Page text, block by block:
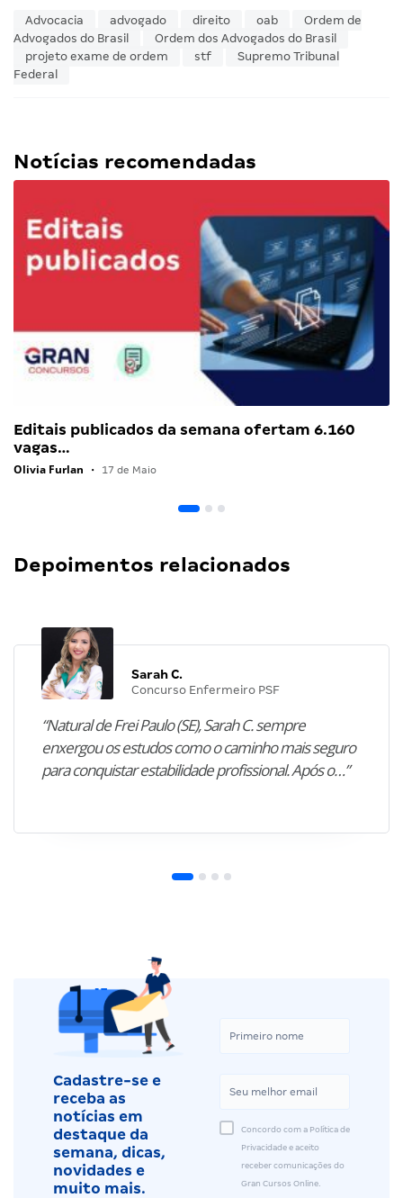
Advocacia advogado direito oab
Ordem de
Advogados do Brasil
Ordem dos Advogados do Brasil
projeto exame de ordem
stf
Supremo Tribunal
Federal
Notícias recomendadas
Editais publicados da semana ofertam 6.160
vagas…
Olivia Furlan • 17 de Maio
Depoimentos relacionados
Sarah C.
Concurso Enfermeiro PSF
“Natural de Frei Paulo (SE), Sarah C. sempre
enxergou os estudos como o caminho mais seguro
para conquistar estabilidade profissional. Após o…”
Cadastre-se e
receba as
notícias em
destaque da
semana, dicas,
novidades e
muito mais.
Concordo com a Política de
Privacidade e aceito
receber comunicações do
Gran Cursos Online.